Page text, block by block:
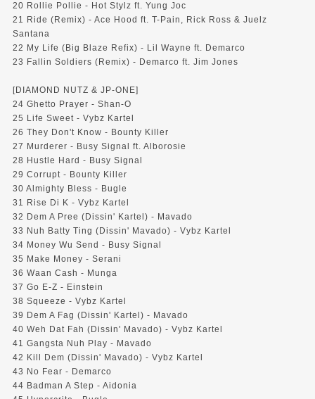
20 Rollie Pollie - Hot Stylz ft. Yung Joc
21 Ride (Remix) - Ace Hood ft. T-Pain, Rick Ross & Juelz
Santana
22 My Life (Big Blaze Refix) - Lil Wayne ft. Demarco
23 Fallin Soldiers (Remix) - Demarco ft. Jim Jones
[DIAMOND NUTZ & JP-ONE]
24 Ghetto Prayer - Shan-O
25 Life Sweet - Vybz Kartel
26 They Don't Know - Bounty Killer
27 Murderer - Busy Signal ft. Alborosie
28 Hustle Hard - Busy Signal
29 Corrupt - Bounty Killer
30 Almighty Bless - Bugle
31 Rise Di K - Vybz Kartel
32 Dem A Pree (Dissin' Kartel) - Mavado
33 Nuh Batty Ting (Dissin' Mavado) - Vybz Kartel
34 Money Wu Send - Busy Signal
35 Make Money - Serani
36 Waan Cash - Munga
37 Go E-Z - Einstein
38 Squeeze - Vybz Kartel
39 Dem A Fag (Dissin' Kartel) - Mavado
40 Weh Dat Fah (Dissin' Mavado) - Vybz Kartel
41 Gangsta Nuh Play - Mavado
42 Kill Dem (Dissin' Mavado) - Vybz Kartel
43 No Fear - Demarco
44 Badman A Step - Aidonia